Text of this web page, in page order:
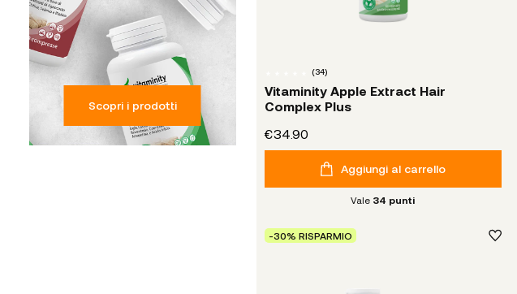
Scopri i prodotti
(34)
Vitaminity Apple Extract Hair
Complex Plus
€34.90
Aggiungi al carrello
Vale 34 punti
-30% RISPARMIO